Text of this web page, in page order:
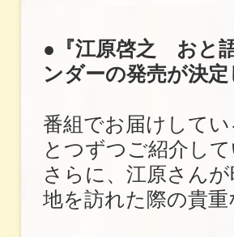
●『江原啓之 おと
ンダーの発売が決定
番組でお届けして
とつずつご紹介し
さらに、江原さん
地を訪れた際の貴